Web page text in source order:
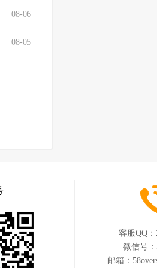
08-06
08-05
客服QQ：
微信号：
邮箱：